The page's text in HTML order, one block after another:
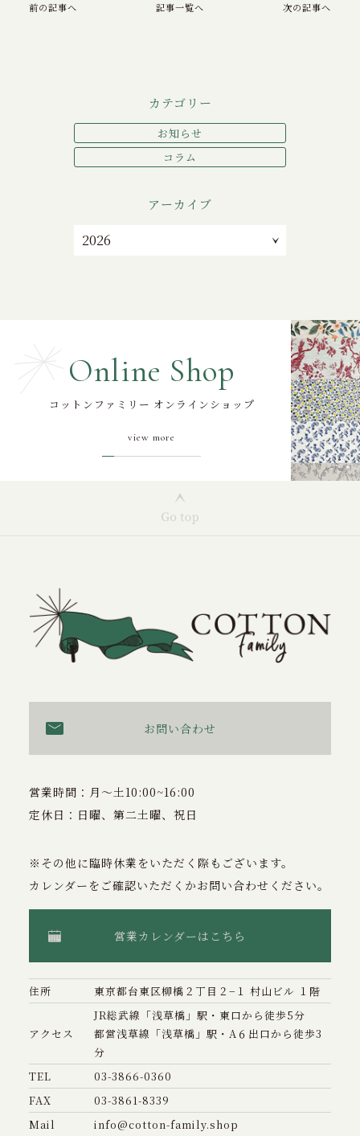
前の記事へ 記事一覧へ 次の記事へ
カテゴリー
お知らせ
コラム
アーカイブ
Online Shop
コットンファミリー オンラインショップ
view more
お問い合わせ
営業時間：月〜土10:00~16:00
定休日：日曜、第二土曜、祝日
※その他に臨時休業をいただく際もございます。
カレンダーをご確認いただくかお問い合わせください。
営業カレンダーはこちら
住所 東京都台東区柳橋２丁目２−１ 村山ビル １階
アクセス
JR総武線「浅草橋」駅・東口から徒歩5分
都営浅草線「浅草橋」駅・A６出口から徒歩3
分
TEL
03-3866-0360
FAX
03-3861-8339
Mail
info@cotton-family.shop